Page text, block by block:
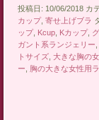
投稿日: 10/06/2018 カ
カップ, 寄せ上げブラ
ップ, Kcup, Kカップ,
ガント系ランジェリー
トサイズ, 大きな胸の
ー
胸の大きな女性用